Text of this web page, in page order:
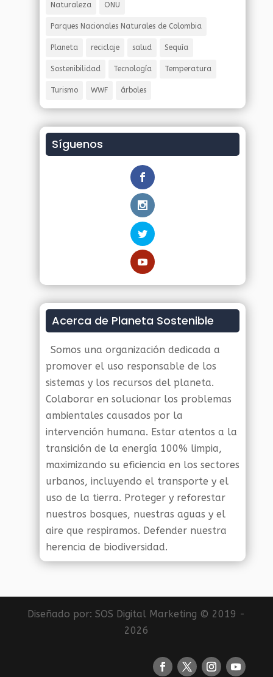
Naturaleza ONU
Parques Nacionales Naturales de Colombia
Planeta reciclaje salud Sequía
Sostenibilidad Tecnología Temperatura
Turismo WWF árboles
Síguenos
Acerca de Planeta Sostenible
Somos una organización dedicada a
promover el uso responsable de los
sistemas y los recursos del planeta.
Colaborar en solucionar los problemas
ambientales causados por la
intervención humana. Estar atentos a la
transición de la energía 100% limpia,
maximizando su eficiencia en los sectores
urbanos, incluyendo el transporte y el
uso de la tierra. Proteger y reforestar
nuestros bosques, nuestras aguas y el
aire que respiramos. Defender nuestra
herencia de biodiversidad.
Diseñado por:SOS Digital Marketing © 2019 -
2026